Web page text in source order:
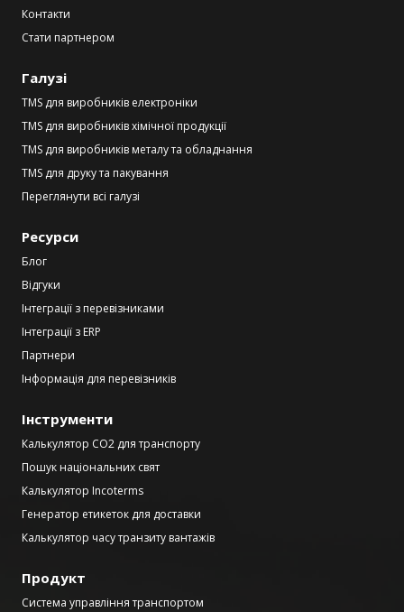
Контакти
Стати партнером
Галузі
TMS для виробників електроніки
TMS для виробників хімічної продукції
TMS для виробників металу та обладнання
TMS для друку та пакування
Переглянути всі галузі
Ресурси
Блог
Відгуки
Інтеграції з перевізниками
Інтеграції з ERP
Партнери
Інформація для перевізників
Інструменти
Калькулятор CO2 для транспорту
Пошук національних свят
Калькулятор Incoterms
Генератор етикеток для доставки
Калькулятор часу транзиту вантажів
Продукт
Система управління транспортом